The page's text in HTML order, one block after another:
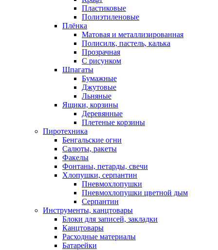
Пластиковые
Полиэтиленовые
Плёнка
Матовая и металлизированная
Полисилк, пастель, калька
Прозрачная
С рисунком
Шпагаты
Бумажные
Джутовые
Льняные
Ящики, корзины
Деревянные
Плетеные корзины
Пиротехника
Бенгальские огни
Салюты, ракеты
Факелы
Фонтаны, петарды, свечи
Хлопушки, серпантин
Пневмохлопушки
Пневмохлопушки цветной дым
Серпантин
Инструменты, канцтовары
Блоки для записей, закладки
Канцтовары
Расходные материалы
Батарейки